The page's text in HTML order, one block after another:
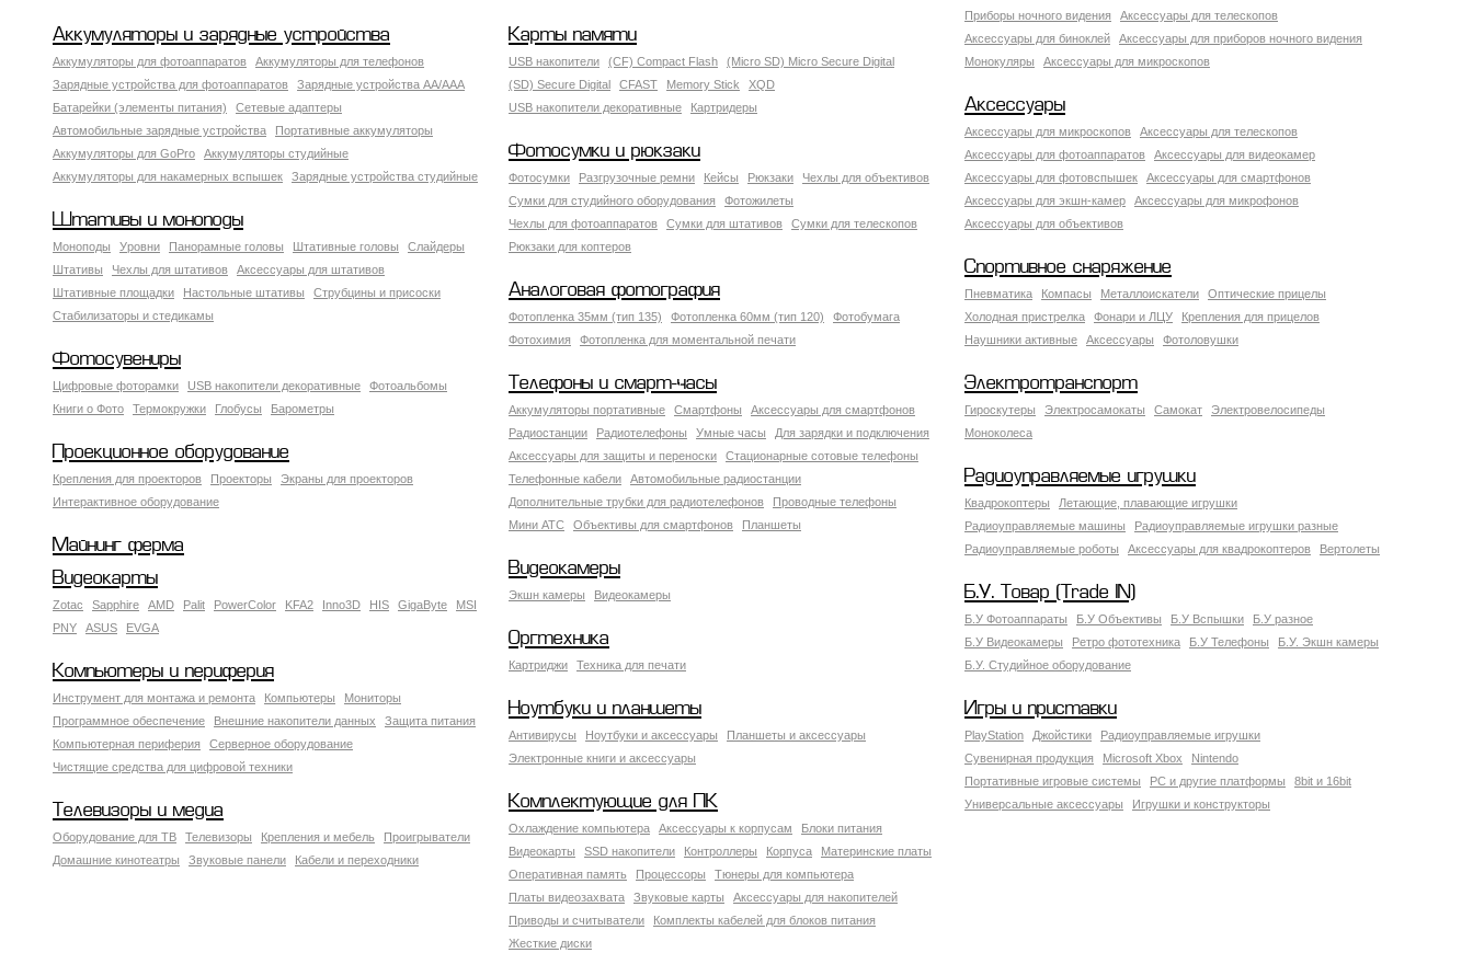
Приборы ночного видения
Аксессуары для телескопов
Аксессуары для биноклей
Аксессуары для приборов ночного видения
Монокуляры
Аксессуары для микроскопов
Аккумуляторы и зарядные устройства
Аккумуляторы для фотоаппаратов
Аккумуляторы для телефонов
Зарядные устройства для фотоаппаратов
Зарядные устройства AA/AAA
Батарейки (элементы питания)
Сетевые адаптеры
Автомобильные зарядные устройства
Портативные аккумуляторы
Аккумуляторы для GoPro
Аккумуляторы студийные
Аккумуляторы для накамерных вспышек
Зарядные устройства студийные
Карты памяти
USB накопители (CF) Compact Flash
(Micro SD) Micro Secure Digital
(SD) Secure Digital
CFAST Memory Stick
XQD
USB накопители декоративные
Картридеры Аксессуары
Аксессуары для микроскопов
Аксессуары для телескопов
Аксессуары для фотоаппаратов
Аксессуары для видеокамер
Аксессуары для фотовспышек
Аксессуары для смартфонов
Аксессуары для экшн-камер
Аксессуары для микрофонов
Аксессуары для объективов
Фотосумки и рюкзаки
Фотосумки Разгрузочные ремни Кейсы Рюкзаки
Чехлы для объективов
Сумки для студийного оборудования
Фотожилеты
Чехлы для фотоаппаратов
Сумки для штативов
Сумки для телескопов
Рюкзаки для коптеров
Штативы и моноподы
Моноподы Уровни Панорамные головы Штативные головы
Слайдеры
Штативы
Чехлы для штативов
Аксессуары для штативов
Штативные площадки
Настольные штативы
Струбцины и присоски
Стабилизаторы и стедикамы
Спортивное снаряжение
Пневматика Компасы Металлоискатели
Оптические прицелы
Холодная пристрелка
Фонари и ЛЦУ
Крепления для прицелов
Наушники активные
Аксессуары Фотоловушки
Аналоговая фотография
Фотопленка 35мм (тип 135) Фотопленка 60мм (тип 120)
Фотобумага
Фотохимия
Фотопленка для моментальной печати
Фотосувениры
Цифровые фоторамки USB накопители декоративные
Фотоальбомы
Книги о Фото
Термокружки Глобусы Барометры
Телефоны и смарт-часы
Аккумуляторы портативные Смартфоны
Аксессуары для смартфонов
Радиостанции
Радиотелефоны Умные часы
Для зарядки и подключения
Аксессуары для защиты и переноски
Стационарные сотовые телефоны
Телефонные кабели
Автомобильные радиостанции
Дополнительные трубки для радиотелефонов
Проводные телефоны
Мини АТС
Объективы для смартфонов Планшеты
Электротранспорт
Гироскутеры Электросамокаты Самокат
Электровелосипеды
Моноколеса
Проекционное оборудование
Крепления для проекторов Проекторы
Экраны для проекторов
Интерактивное оборудование
Радиоуправляемые игрушки
Квадрокоптеры
Летающие, плавающие игрушки
Радиоуправляемые машины
Радиоуправляемые игрушки разные
Радиоуправляемые роботы
Аксессуары для квадрокоптеров Вертолеты
Майнинг ферма
Видеокамеры
Экшн камеры Видеокамеры
Видеокарты
Zotac Sapphire AMD Palit PowerColor KFA2 Inno3D HIS GigaByte
MSI
PNY
ASUS EVGA
Б.У. Товар (Trade IN)
Б.У Фотоаппараты Б.У Объективы Б.У Вспышки
Б.У разное
Б.У Видеокамеры
Ретро фототехника Б.У Телефоны
Б.У. Экшн камеры
Б.У. Студийное оборудование
Оргтехника
Картриджи Техника для печати
Компьютеры и периферия
Инструмент для монтажа и ремонта Компьютеры
Мониторы
Программное обеспечение
Внешние накопители данных
Защита питания
Компьютерная периферия
Серверное оборудование
Чистящие средства для цифровой техники
Ноутбуки и планшеты
Антивирусы Ноутбуки и аксессуары
Планшеты и аксессуары
Электронные книги и аксессуары
Игры и приставки
PlayStation Джойстики
Радиоуправляемые игрушки
Сувенирная продукция
Microsoft Xbox
Nintendo
Портативные игровые системы
PC и другие платформы
8bit и 16bit
Универсальные аксессуары
Игрушки и конструкторы
Комплектующие для ПК
Охлаждение компьютера Аксессуары к корпусам
Блоки питания
Видеокарты
SSD накопители Контроллеры Корпуса
Материнские платы
Оперативная память
Процессоры
Тюнеры для компьютера
Платы видеозахвата
Звуковые карты
Аксессуары для накопителей
Приводы и считыватели
Комплекты кабелей для блоков питания
Жесткие диски
Телевизоры и медиа
Оборудование для ТВ Телевизоры Крепления и мебель
Проигрыватели
Домашние кинотеатры
Звуковые панели Кабели и переходники